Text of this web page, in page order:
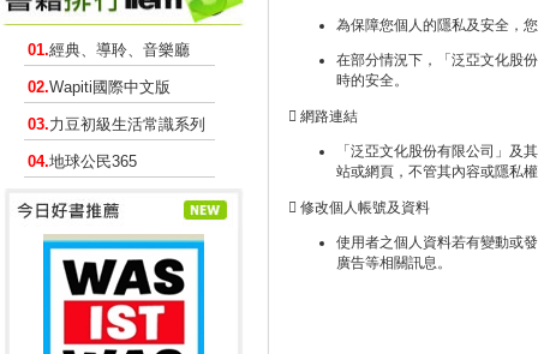
01.經典、導聆、音樂廳
02.Wapiti國際中文版
03.力豆初級生活常識系列
04.地球公民365
為保障您個人的隱私及安全，
在部分情況下，「泛亞文化股
時的安全。
 網路連結
「泛亞文化股份有限公司」及
站或網頁，不管其內容或隱私
 修改個人帳號及資料
使用者之個人資料若有變動或
廣告等相關訊息。